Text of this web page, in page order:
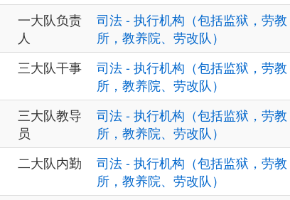
一大队负责
人
司法 - 执行机构（包括监狱，劳教
所，教养院、劳改队）
三大队干事
司法 - 执行机构（包括监狱，劳教
所，教养院、劳改队）
三大队教导
员
司法 - 执行机构（包括监狱，劳教
所，教养院、劳改队）
二大队内勤
司法 - 执行机构（包括监狱，劳教
所，教养院、劳改队）